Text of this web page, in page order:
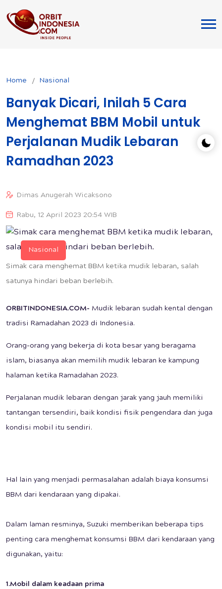
Home Nasional
Banyak Dicari, Inilah 5 Cara
Menghemat BBM Mobil untuk
Perjalanan Mudik Lebaran
Ramadhan 2023
Dimas Anugerah Wicaksono
Rabu, 12 April 2023 20:54 WIB
Simak cara menghemat BBM ketika mudik lebaran, salah
satunya hindari beban berlebih.
Nasional
ORBITINDONESIA.COM- Mudik lebaran sudah kental dengan
tradisi Ramadahan 2023 di Indonesia.
Orang-orang yang bekerja di kota besar yang beragama
islam, biasanya akan memilih mudik lebaran ke kampung
halaman ketika Ramadahan 2023.
Perjalanan mudik lebaran dengan jarak yang jauh memiliki
tantangan tersendiri, baik kondisi fisik pengendara dan juga
kondisi mobil itu sendiri.
Hal lain yang menjadi permasalahan adalah biaya konsumsi
BBM dari kendaraan yang dipakai.
Dalam laman resminya, Suzuki memberikan beberapa tips
penting cara menghemat konsumsi BBM dari kendaraan yang
digunakan, yaitu:
1.Mobil dalam keadaan prima